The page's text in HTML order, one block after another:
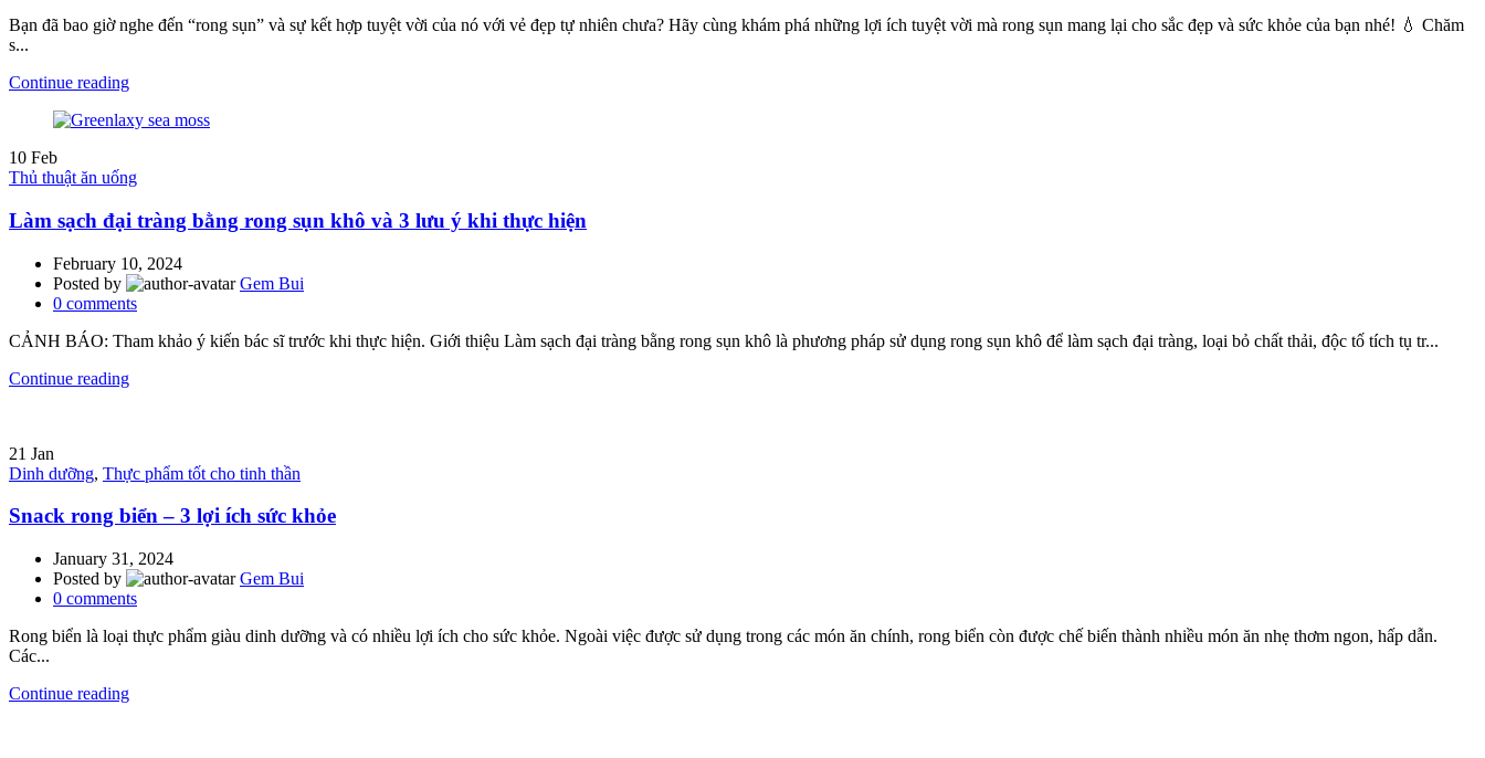
Bạn đã bao giờ nghe đến “rong sụn” và sự kết hợp tuyệt vời của nó với vẻ đẹp tự nhiên chưa? Hãy cùng khám phá những lợi ích tuyệt vời mà rong sụn mang lại cho sắc đẹp và sức khỏe của bạn nhé! 💧 Chăm
s...
Continue reading
10 Feb
Thủ thuật ăn uống
Làm sạch đại tràng bằng rong sụn khô và 3 lưu ý khi thực hiện
February 10, 2024
Posted by
Gem Bui
0 comments
CẢNH BÁO: Tham khảo ý kiến ​​bác sĩ trước khi thực hiện. Giới thiệu Làm sạch đại tràng bằng rong sụn khô là phương pháp sử dụng rong sụn khô để làm sạch đại tràng, loại bỏ chất thải, độc tố tích tụ tr...
Continue reading
21 Jan
Dinh dưỡng, Thực phẩm tốt cho tinh thần
Snack rong biển – 3 lợi ích sức khỏe
January 31, 2024
Posted by
Gem Bui
0 comments
Rong biển là loại thực phẩm giàu dinh dưỡng và có nhiều lợi ích cho sức khỏe. Ngoài việc được sử dụng trong các món ăn chính, rong biển còn được chế biến thành nhiều món ăn nhẹ thơm ngon, hấp dẫn.
Các...
Continue reading